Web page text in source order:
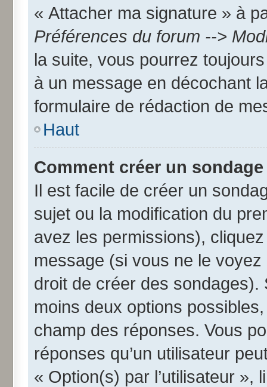
« Attacher ma signature » à
Préférences du forum -->
la suite, vous pourrez
à un message en décochant
formulaire de rédaction de
Haut
Comment créer un
Il est facile de créer un
sujet ou la modification du
avez les permissions),
message (si vous ne le
droit de créer des
moins deux options
champ des réponses. Vous
réponses qu’un utilisateur
« Option(s) par l’utilisateur »,